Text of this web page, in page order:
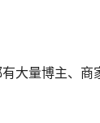
大量博主、